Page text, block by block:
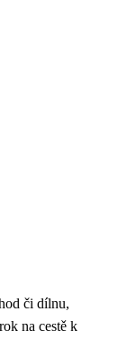
či dílnu,
na cestě k